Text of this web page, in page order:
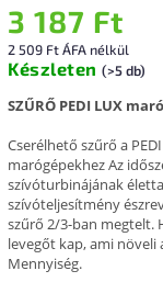
3 187 Ft
2 509 Ft ÁFA nélkül
Készleten (>5 db)
SZŰRŐ PEDI LUX
Cserélhető szűrő a PEDI
marógépekhez Az
szívóturbinájának
szívóteljesítmény
szűrő 2/3-ban megtelt.
levegőt kap, ami
Mennyiség.